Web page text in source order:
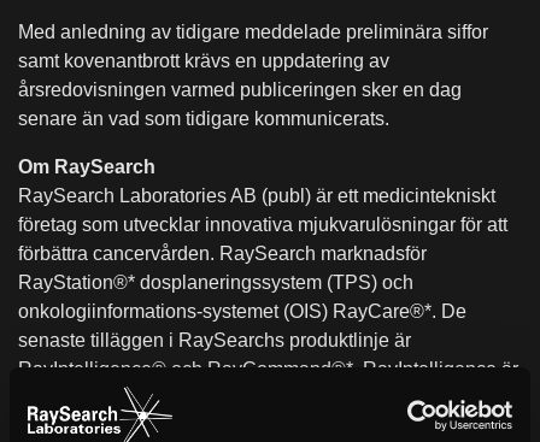
Med anledning av tidigare meddelade preliminära siffor
samt kovenantbrott krävs en uppdatering av
årsredovisningen varmed publiceringen sker en dag
senare än vad som tidigare kommunicerats.
Om RaySearch
RaySearch Laboratories AB (publ) är ett medicintekniskt
företag som utvecklar innovativa mjukvarulösningar för att
förbättra cancervården. RaySearch marknadsför
RayStation®* dosplaneringssystem (TPS) och
onkologiinformations-systemet (OIS) RayCare®*. De
senaste tilläggen i RaySearchs produktlinje är
RayIntelligence® och RayCommand®*. RayIntelligence är
ett molnbaserat analyssystem för onkologi (OAS) som
cancerkliniker kan använda för att samla in, strukturera och